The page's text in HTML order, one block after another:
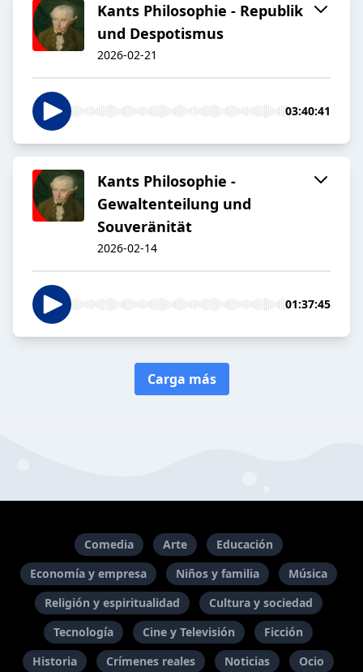
Kants Philosophie - Republik
und Despotismus
2026-02-21
03:40:41
Kants Philosophie -
Gewaltenteilung und
Souveränität
2026-02-14
01:37:45
Carga más
Comedia Arte
Educación
Economía y empresa
Niños y familia
Música
Religión y espiritualidad
Cultura y sociedad
Tecnología
Cine y Televisión
Ficción
Historia
Crímenes reales Noticias Ocio